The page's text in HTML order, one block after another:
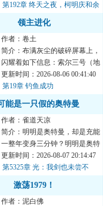
绝超人种】。而...
第192章 终天之夜，柯明庆和余
（6000字求月票）
领主进化
作者：卷土
简介：布满灰尘的破碎屏幕上，
闪耀着如下信息：索尔三号（地
球）垦殖域曾种植名单如下：三
叶虫：节肢动物...
更新时间：2026-08-06 00:41:40
第19章 钓鱼成功
能是一只假的奥特曼
作者：雀道天凉
简介：明明是奥特曼，却是充能
一整年变身三分钟？明明是奥特
曼，却成了口袋妖怪训练家？明
明是奥特曼，却...
更新时间：2026-08-07 20:14:47
第5325章 光：我剑也未尝不
激荡1979！
作者：泥白佛